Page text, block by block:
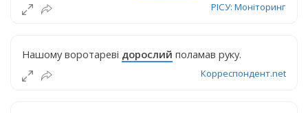
РІСУ: Моніторинг
Нашому воротареві дорослий поламав руку.
Корреспондент.net